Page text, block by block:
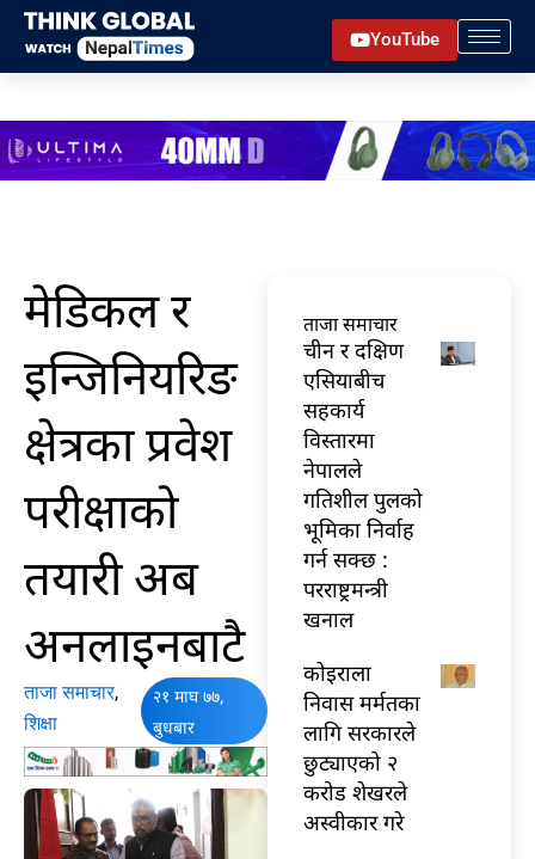
Skip
content
YouTube
मेडिकल र
इन्जिनियरिङ
क्षेत्रका प्रवेश
परीक्षाको
तयारी अब
अनलाइनबाटै
ताजा समाचार,
शिक्षा
२१ माघ ७७,
बुधबार
ताजा समाचार
चीन र दक्षिण
एसियाबीच
सहकार्य
विस्तारमा
नेपालले
गतिशील पुलको
भूमिका निर्वाह
गर्न सक्छ :
परराष्ट्रमन्त्री
खनाल
कोइराला
निवास मर्मतका
लागि सरकारले
छुट्याएको २
करोड शेखरले
अस्वीकार गरे